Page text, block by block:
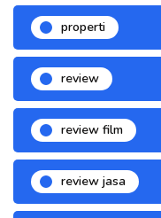
properti
review
review film
review jasa